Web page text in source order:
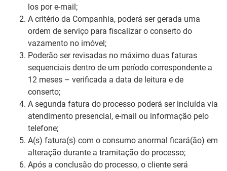
los por e-mail;
A critério da Companhia, poderá ser gerada uma
ordem de serviço para fiscalizar o conserto do
vazamento no imóvel;
Poderão ser revisadas no máximo duas faturas
sequenciais dentro de um período correspondente a
12 meses – verificada a data de leitura e de
conserto;
A segunda fatura do processo poderá ser incluída via
atendimento presencial, e-mail ou informação pelo
telefone;
A(s) fatura(s) com o consumo anormal ficará(ão) em
alteração durante a tramitação do processo;
Após a conclusão do processo, o cliente será